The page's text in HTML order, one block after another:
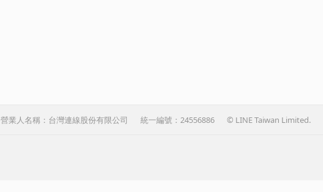
© LINE Taiwan Limited.
營業人名稱：台灣連線股份有限公司 統一編號：24556886